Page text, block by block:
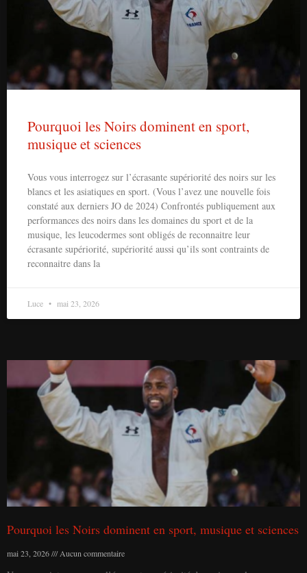
Pourquoi les Noirs dominent en sport,
musique et sciences
Vous vous interrogez sur l’écrasante supériorité des noirs sur les
blancs et les asiatiques en sport. (Vous l’avez une nouvelle fois
constaté aux derniers JO de 2024) Confrontés publiquement aux
performances des noirs dans les domaines du sport et de la
musique, les leucodermes sont obligés de reconnaitre leur
écrasante supériorité, supériorité aussi qu’ils sont contraints de
reconnaitre dans la
Luce mai 23, 2026
Pourquoi les Noirs dominent en sport, musique et sciences
mai 23, 2026 Aucun commentaire